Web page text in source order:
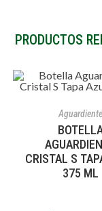
PRODUCTOS
Aguardiente
CRISTAL S
375 ML